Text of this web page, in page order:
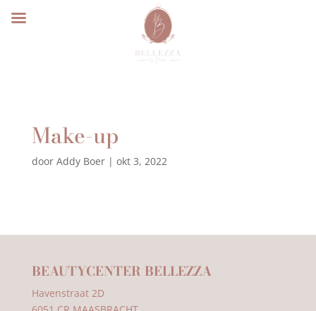
Make-up
door Addy Boer| okt 3, 2022
BEAUTYCENTER BELLEZZA
Havenstraat 2D